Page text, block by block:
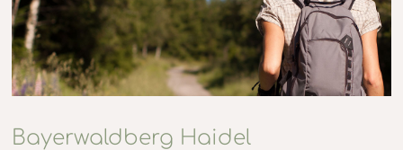
Bayerwaldberg Haidel